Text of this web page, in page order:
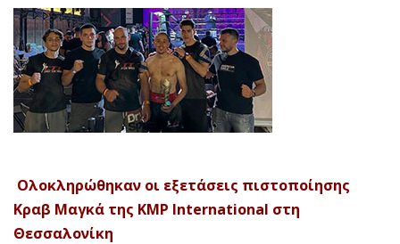
Ολοκληρώθηκαν οι εξετάσεις πιστοποίησης
Κραβ Μαγκά της KMP International στη
Θεσσαλονίκη